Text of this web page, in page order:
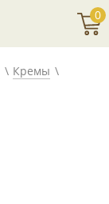
0
Кремы